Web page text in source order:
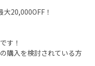
大20,000OFF ！
す！
購入を検討されている方